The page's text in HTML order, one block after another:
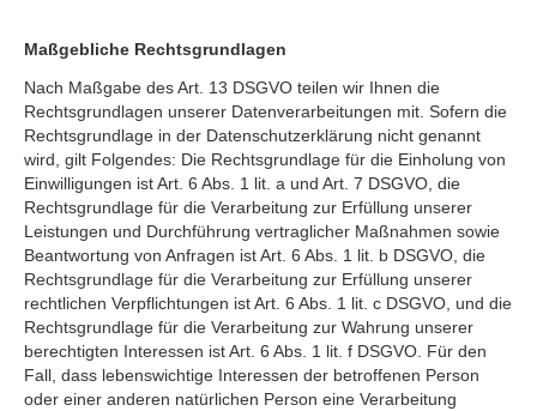
Maßgebliche Rechtsgrundlagen
Nach Maßgabe des Art. 13 DSGVO teilen wir Ihnen die
Rechtsgrundlagen unserer Datenverarbeitungen mit. Sofern die
Rechtsgrundlage in der Datenschutzerklärung nicht genannt
wird, gilt Folgendes: Die Rechtsgrundlage für die Einholung von
Einwilligungen ist Art. 6 Abs. 1 lit. a und Art. 7 DSGVO, die
Rechtsgrundlage für die Verarbeitung zur Erfüllung unserer
Leistungen und Durchführung vertraglicher Maßnahmen sowie
Beantwortung von Anfragen ist Art. 6 Abs. 1 lit. b DSGVO, die
Rechtsgrundlage für die Verarbeitung zur Erfüllung unserer
rechtlichen Verpflichtungen ist Art. 6 Abs. 1 lit. c DSGVO, und die
Rechtsgrundlage für die Verarbeitung zur Wahrung unserer
berechtigten Interessen ist Art. 6 Abs. 1 lit. f DSGVO. Für den
Fall, dass lebenswichtige Interessen der betroffenen Person
oder einer anderen natürlichen Person eine Verarbeitung